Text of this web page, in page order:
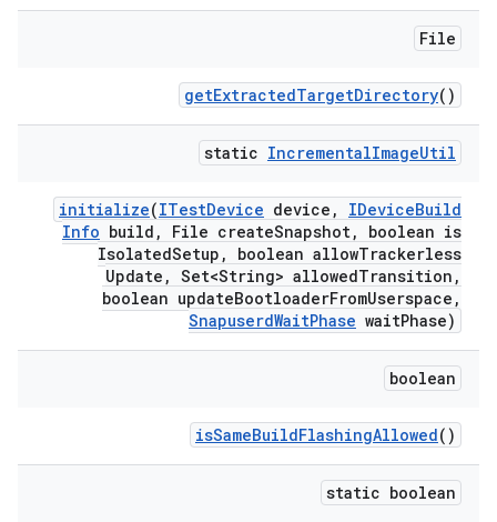
File
getExtractedTargetDirectory()
static IncrementalImageUtil
initialize(ITestDevice device , IDeviceBuild
Info build , File createSnapshot,
boolean is
IsolatedSetup , boolean allowTrackerless
Update , Set<String> allowedTransition ,
boolean updateBootloaderFromUserspace ,
SnapuserdWaitPhase waitPhase)
boolean
isSameBuildFlashingAllowed()
static boolean